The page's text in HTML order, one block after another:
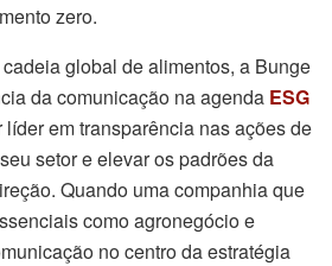
zero.
global de alimentos, a Bunge
da comunicação na agenda ESG
em transparência nas ações de
setor e elevar os padrões da
Quando uma companhia que
como agronegócio e
no centro da estratégia